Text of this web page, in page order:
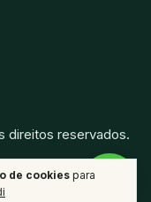
de cookies para
direitos reservados.
.